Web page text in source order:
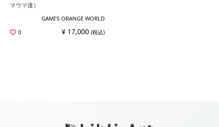
マウマ達）
GAMI’S ORANGE WORLD
0
¥ 17,000 (税込)